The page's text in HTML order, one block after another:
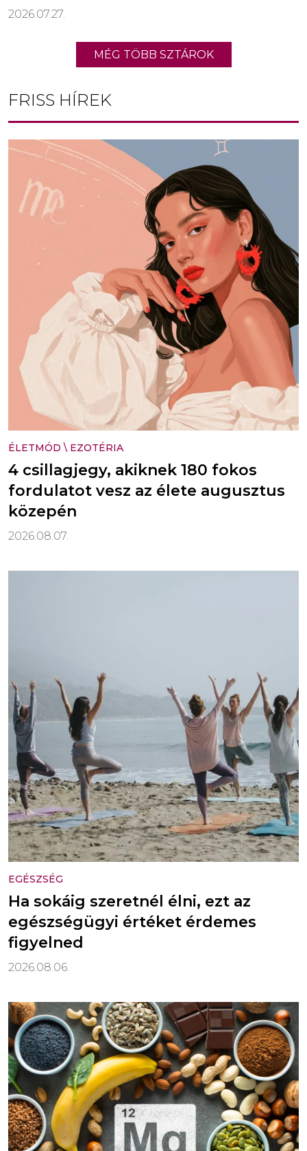
2026.07.27.
MÉG TÖBB SZTÁROK
FRISS HÍREK
ÉLETMÓD \ EZOTÉRIA
4 csillagjegy, akiknek 180 fokos
fordulatot vesz az élete augusztus
közepén
2026.08.07.
EGÉSZSÉG
Ha sokáig szeretnél élni, ezt az
egészségügyi értéket érdemes
figyelned
2026.08.06.